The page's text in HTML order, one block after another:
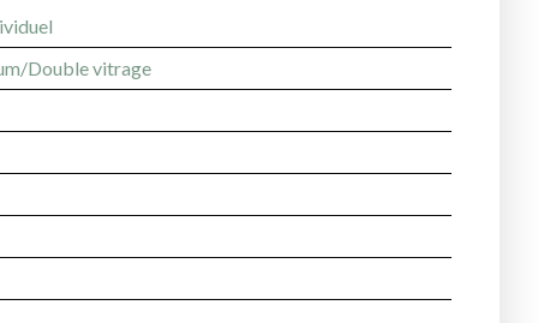
Double vitrage